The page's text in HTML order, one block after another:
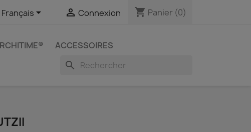
Français  Connexion shopping_cart Panier (0)
ACCESSOIRES
search